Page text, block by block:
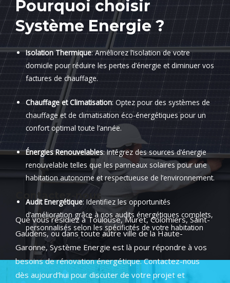
Pourquoi choisir
Système Energie ?
Isolation Thermique: Améliorez l’isolation de votre
domicile pour réduire les pertes d’énergie et diminuer vos
factures de chauffage.
Chauffage et Climatisation: Optez pour des systèmes de
chauffage et de climatisation éco-énergétiques pour un
confort optimal toute l’année.
Énergies Renouvelables: Intégrez des sources d’énergie
renouvelable telles que les panneaux solaires pour une
habitation autonome et respectueuse de l’environnement.
Audit Énergétique: Identifiez les opportunités
d’amélioration grâce à nos audits énergétiques complets,
personnalisés selon les spécificités de votre habitation
Contactez-nous
Que vous résidiez à Toulouse, Muret, Colomiers, Saint-
Gaudens, ou dans toute autre ville de la Haute-
Garonne, Système Energie est là pour répondre à vos
besoins de rénovation énergétique. Contactez-nous
dès aujourd’hui pour discuter de votre projet et